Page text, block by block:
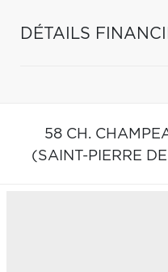
DÉTAILS
58 CH.
(SAINT-PIERRE